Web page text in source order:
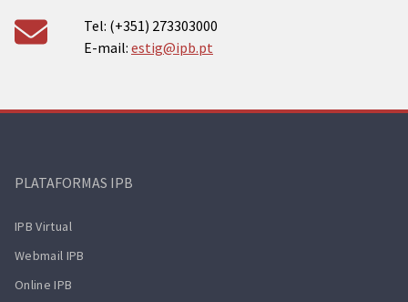
Tel: (+351) 273303000
E-mail: estig@ipb.pt
PLATAFORMAS IPB
IPB Virtual
Webmail IPB
Online IPB